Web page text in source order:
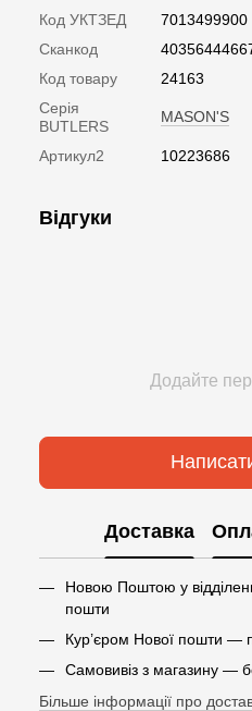
Код УКТЗЕД
7013499900
Сканкод
Код товару
24163
Серія
BUTLERS
MASON'S
Артикул2 10223686
Відгуки
Додайте
Доставка
Новою Поштою у
пошти
Кур’єром Нової пошти —
Самовивіз з магазину —
Більше інформації про